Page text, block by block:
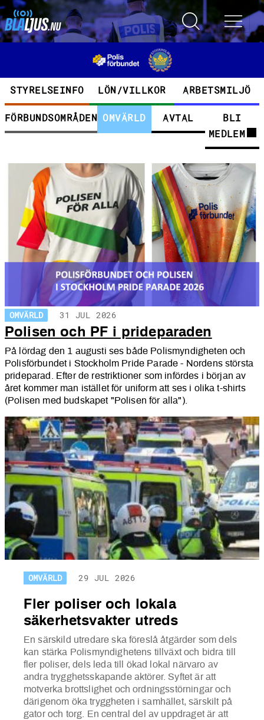
Hoppa till huvudinnehåll
Toggle search
Toggle
Kategorier
STYRELSEINFO LÖN/VILLKOR ARBETSMILJÖ
FÖRBUNDSOMRÅDEN OMVÄRLD AVTAL
BLI
MEDLEM
OMVÄRLD 31 JUL 2026
Polisen och PF i prideparaden
På lördag den 1 augusti ses både Polismyndigheten och
Polisförbundet i Stockholm Pride Parade - Nordens största
prideparad. Efter de restriktioner som infördes i början av
året kommer man istället för uniform att ses i olika t-shirts
(Polisen med budskapet "Polisen för alla").
OMVÄRLD 29 JUL 2026
Fler poliser och lokala
säkerhetsvakter utreds
En särskild utredare ska föreslå åtgärder som dels
kan stärka Polismyndighetens tillväxt och bidra till
fler poliser, dels leda till ökad lokal närvaro av
andra trygghetsskapande aktörer. Syftet är att
motverka brottslighet och ordningsstörningar och
därigenom öka tryggheten i samhället, särskilt på
gator och torg. En central del av uppdraget är att